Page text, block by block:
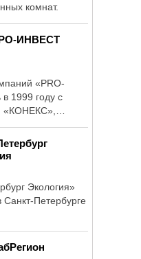
комнат.
ИНВЕСТ
«PRO-
1999 году с
«КОНЕКС»,
Экология»
Санкт-Петербурге